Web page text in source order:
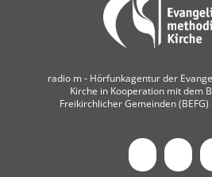
radio m ‐ Hörfunkagentur der
Kirche in Kooperation mit dem
Freikirchlicher Gemeinden